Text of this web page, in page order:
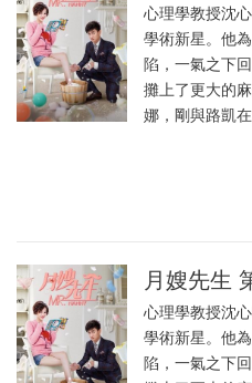
心理學教授沈
學術新星。他
陷，一氣之下
攤上了更大的
娜，剛與路凱
月嫂先生
心理學教授沈
學術新星。他
陷，一氣之下